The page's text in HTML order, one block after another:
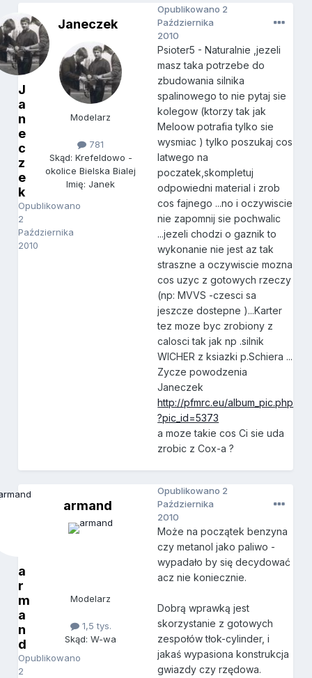
J
a
n
e
c
z
e
k
Opublikowano
2
Października
2010
Janeczek
Modelarz
781
Skąd: Krefeldowo -
okolice Bielska Bialej
Imię: Janek
Opublikowano 2
Października
2010
Psioter5 - Naturalnie ,jezeli
masz taka potrzebe do
zbudowania silnika
spalinowego to nie pytaj sie
kolegow (ktorzy tak jak
Meloow potrafia tylko sie
wysmiac ) tylko poszukaj cos
latwego na
poczatek,skompletuj
odpowiedni material i zrob
cos fajnego ...no i oczywiscie
nie zapomnij sie pochwalic
...jezeli chodzi o gaznik to
wykonanie nie jest az tak
straszne a oczywiscie mozna
cos uzyc z gotowych rzeczy
(np: MVVS -czesci sa
jeszcze dostepne )...Karter
tez moze byc zrobiony z
calosci tak jak np .silnik
WICHER z ksiazki p.Schiera ...
Zycze powodzenia
Janeczek
http://pfmrc.eu/album_pic.php
?pic_id=5373
a moze takie cos Ci sie uda
zrobic z Cox-a ?
a
r
m
a
n
d
Opublikowano
2
armand
Modelarz
1,5 tys.
Skąd: W-wa
Opublikowano 2
Października
2010
Może na początek benzyna
czy metanol jako paliwo -
wypadało by się decydować
acz nie koniecznie.
Dobrą wprawką jest
skorzystanie z gotowych
zespołów tłok-cylinder, i
jakaś wypasiona konstrukcja
gwiazdy czy rzędowa.